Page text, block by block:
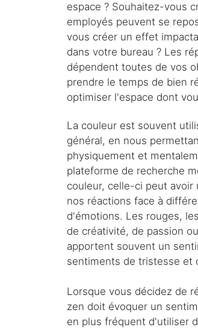
espace ? Souhaitez-vous
employés peuvent se
vous créer un effet
dans votre bureau ? Les
dépendent toutes de vos
prendre le temps de bien
optimiser l'espace dont
La couleur est souvent
général, en nous
physiquement et
plateforme de recherche
couleur, celle-ci peut
nos réactions face à
d'émotions. Les rouges,
de créativité, de passion
apportent souvent un
sentiments de tristesse et
Lorsque vous décidez de
zen doit évoquer un
en plus fréquent d'utiliser